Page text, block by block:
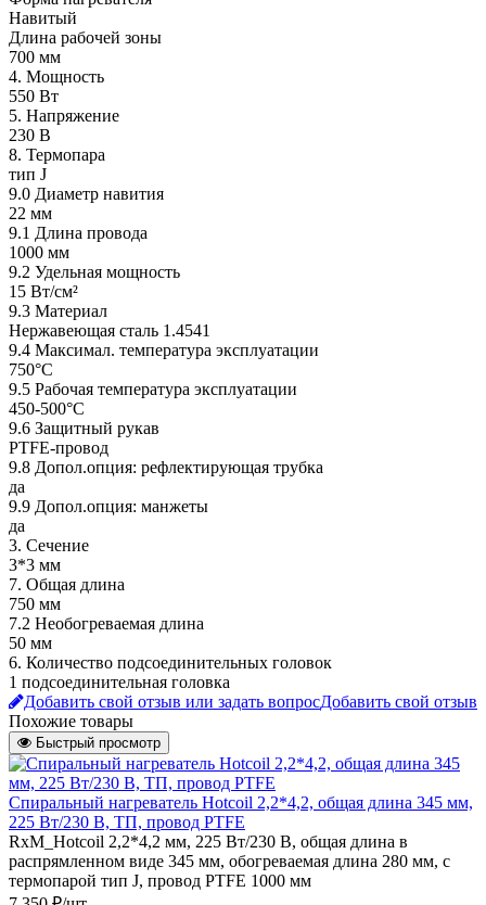
Навитый
Длина рабочей зоны
700 мм
4. Мощность
550 Вт
5. Напряжение
230 В
8. Термопара
тип J
9.0 Диаметр навития
22 мм
9.1 Длина провода
1000 мм
9.2 Удельная мощность
15 Вт/см²
9.3 Материал
Нержавеющая сталь 1.4541
9.4 Максимал. температура эксплуатации
750°C
9.5 Рабочая температура эксплуатации
450-500°C
9.6 Защитный рукав
PTFE-провод
9.8 Допол.опция: рефлектирующая трубка
да
9.9 Допол.опция: манжеты
да
3. Сечение
3*3 мм
7. Общая длина
750 мм
7.2 Необогреваемая длина
50 мм
6. Количество подсоединительных головок
1 подсоединительная головка
Добавить свой отзыв или задать вопросДобавить свой отзыв
Похожие товары
Быстрый просмотр
Спиральный нагреватель Hotcoil 2,2*4,2, общая длина 345 мм,
225 Вт/230 В, ТП, провод PTFE
RxM_Hotcoil 2,2*4,2 мм, 225 Вт/230 В, общая длина в
распрямленном виде 345 мм, обогреваемая длина 280 мм, с
термопарой тип J, провод PTFE 1000 мм